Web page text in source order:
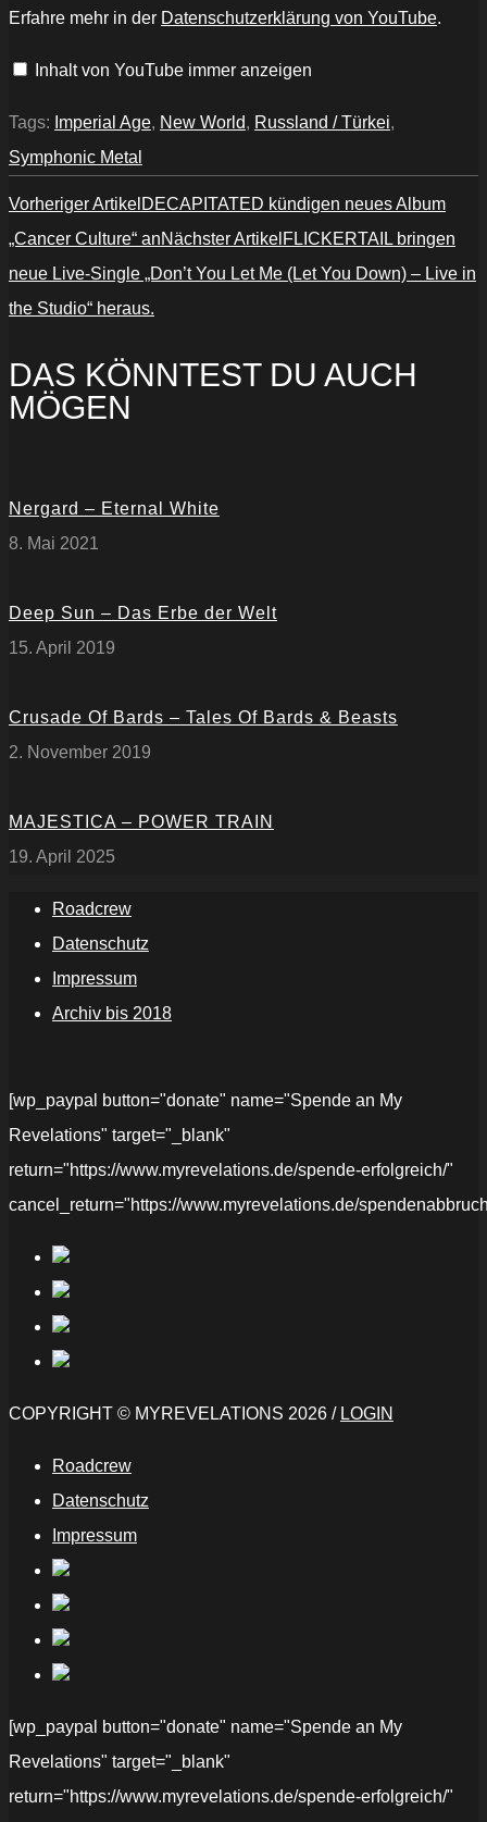
The
The
Music
Video]“
von
YouTube
Erfahre mehr in der Datenschutzerklärung von YouTube.
Inhalt von YouTube immer anzeigen
Tags: Imperial Age, New World, Russland / Türkei,
Symphonic Metal
Vorheriger Artikel DECAPITATED kündigen neues Album
„Cancer Culture“ anNächster Artikel FLICKERTAIL bringen
neue Live-Single „Don’t You Let Me (Let You Down) – Live in
the Studio“ heraus.
DAS KÖNNTEST DU AUCH
MÖGEN
Nergard – Eternal White
8. Mai 2021
Deep Sun – Das Erbe der Welt
15. April 2019
Crusade Of Bards – Tales Of Bards & Beasts
2. November 2019
MAJESTICA – POWER TRAIN
19. April 2025
Roadcrew
Datenschutz
Impressum
Archiv bis 2018
[wp_paypal button="donate" name="Spende an My
Revelations" target="_blank"
return="https://www.myrevelations.de/spende-erfolgreich/"
cancel_return="https://www.myrevelations.de/
COPYRIGHT © MYREVELATIONS 2026 / LOGIN
Roadcrew
Datenschutz
Impressum
[wp_paypal button="donate" name="Spende an My
Revelations" target="_blank"
return="https://www.myrevelations.de/spende-erfolgreich/"